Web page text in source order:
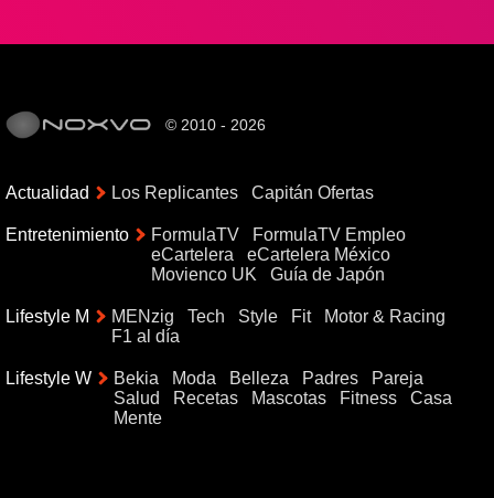
© 2010 - 2026
Actualidad Los Replicantes Capitán Ofertas
Entretenimiento FormulaTV
FormulaTV Empleo
eCartelera
eCartelera México
Movienco UK
Guía de Japón
Lifestyle M MENzig Tech Style Fit
Motor & Racing
F1 al día
Lifestyle W Bekia Moda Belleza Padres
Pareja
Salud
Recetas Mascotas Fitness
Casa
Mente